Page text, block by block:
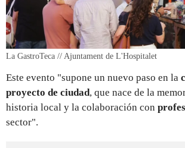
La GastroTeca // Ajuntament de L'Hospitalet
Este evento "supone un nuevo paso en la
proyecto de ciudad, que nace de la
historia local y la colaboración con
sector".